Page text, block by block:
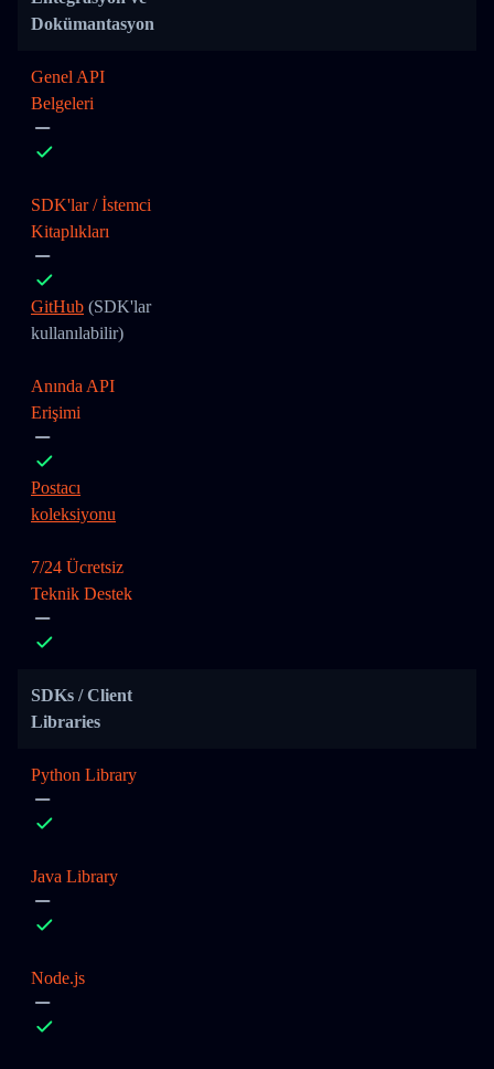
Dokümantasyon
Genel API
Belgeleri
SDK'lar / İstemci
Kitaplıkları
GitHub (SDK'lar
kullanılabilir)
Anında API
Erişimi
Postacı
koleksiyonu
7/24 Ücretsiz
Teknik Destek
SDKs / Client
Libraries
Python Library
Java Library
Node.js